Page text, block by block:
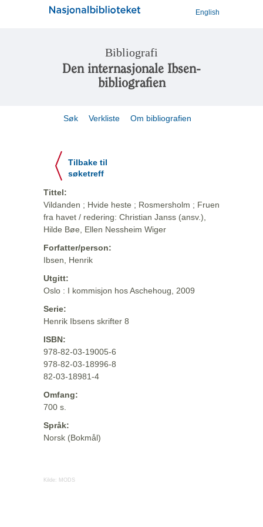
English
Bibliografi
Den internasjonale Ibsen-
bibliografien
Søk Verkliste Om bibliografien
Tilbake til
søketreff
Tittel:
Vildanden ; Hvide heste ; Rosmersholm ; Fruen
fra havet / redering: Christian Janss (ansv.),
Hilde Bøe, Ellen Nessheim Wiger
Forfatter/person:
Ibsen, Henrik
Utgitt:
Oslo : I kommisjon hos Aschehoug, 2009
Serie:
Henrik Ibsens skrifter 8
ISBN:
978-82-03-19005-6
978-82-03-18996-8
82-03-18981-4
Omfang:
700 s.
Språk:
Norsk (Bokmål)
Kilde: MODS